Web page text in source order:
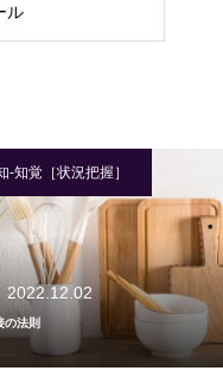
ル
-知覚［状況把握］
2022.12.02
の法則